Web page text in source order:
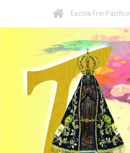
Escola Frei Pacifico